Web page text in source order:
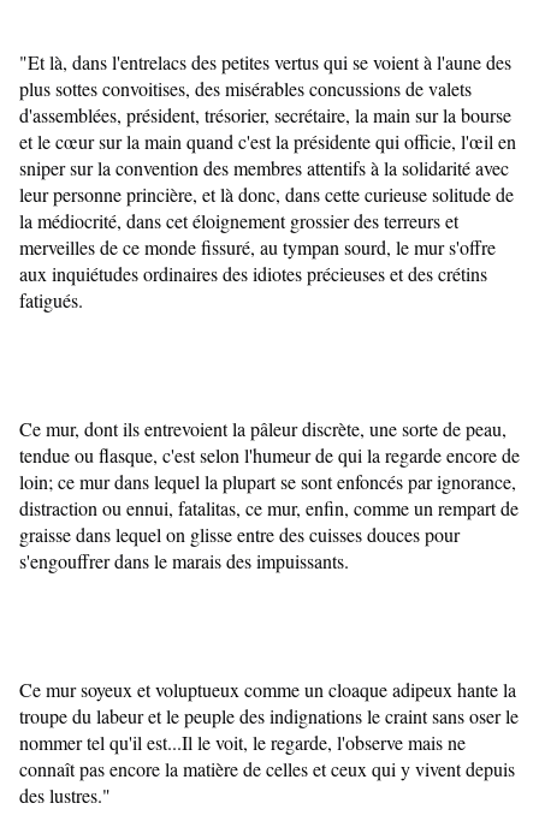
"Et là, dans l'entrelacs des petites vertus qui se voient à l'aune des
plus sottes convoitises, des misérables concussions de valets
d'assemblées, président, trésorier, secrétaire, la main sur la bourse
et le cœur sur la main quand c'est la présidente qui officie, l'œil en
sniper sur la convention des membres attentifs à la solidarité avec
leur personne princière, et là donc, dans cette curieuse solitude de
la médiocrité, dans cet éloignement grossier des terreurs et
merveilles de ce monde fissuré, au tympan sourd, le mur s'offre
aux inquiétudes ordinaires des idiotes précieuses et des crétins
fatigués.
Ce mur, dont ils entrevoient la pâleur discrète, une sorte de peau,
tendue ou flasque, c'est selon l'humeur de qui la regarde encore de
loin; ce mur dans lequel la plupart se sont enfoncés par ignorance,
distraction ou ennui, fatalitas, ce mur, enfin, comme un rempart de
graisse dans lequel on glisse entre des cuisses douces pour
s'engouffrer dans le marais des impuissants.
Ce mur soyeux et voluptueux comme un cloaque adipeux hante la
troupe du labeur et le peuple des indignations le craint sans oser le
nommer tel qu'il est...Il le voit, le regarde, l'observe mais ne
connaît pas encore la matière de celles et ceux qui y vivent depuis
des lustres."